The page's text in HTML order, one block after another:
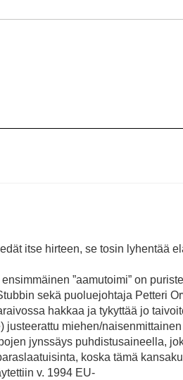
itse hirteen, se tosin lyhentää
”aamutoimi” on
sekä puoluejohtaja Petteri
hakkaa ja tykyttää jo
justeerattu miehen/
jynssäys puhdistusaineella,
koska tämä
v. 1994 EU-